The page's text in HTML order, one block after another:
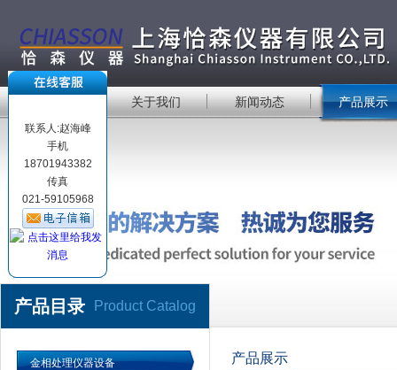
关于我们 新闻动态 产品展示
产品目录 Product Catalog
金相处理仪器设备
产品展示
联系人:赵海峰
手机
18701943382
传真
021-59105968